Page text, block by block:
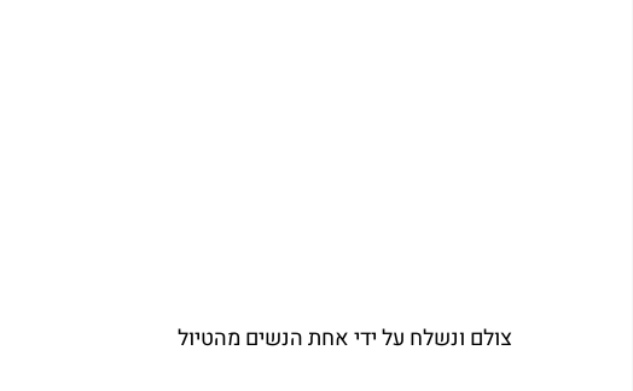
צולם ונשלח על ידי אחת הנשים מהטיול